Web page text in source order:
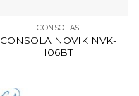
CONSOLAS
CONSOLA NOVIK NVK-
I06BT